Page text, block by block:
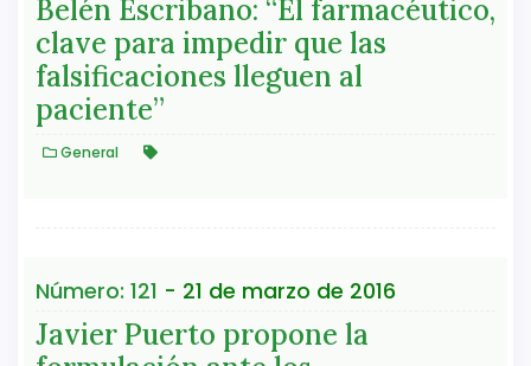
Belén Escribano: “El farmacéutico,
clave para impedir que las
falsificaciones lleguen al
paciente”
General
Número: 121 - 21 de marzo de 2016
Javier Puerto propone la